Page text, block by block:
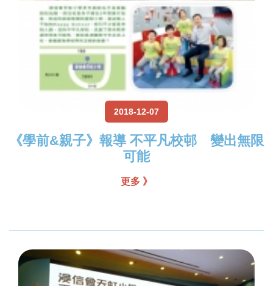
2018-12-07
《學前&親子》報導 不平凡校邨 變出無限
可能
更多 》